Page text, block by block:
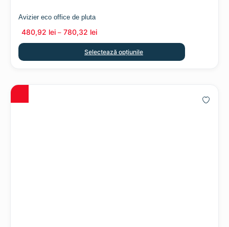
Avizier eco office de pluta
480,92 lei – 780,32 lei
Selectează opțiunile